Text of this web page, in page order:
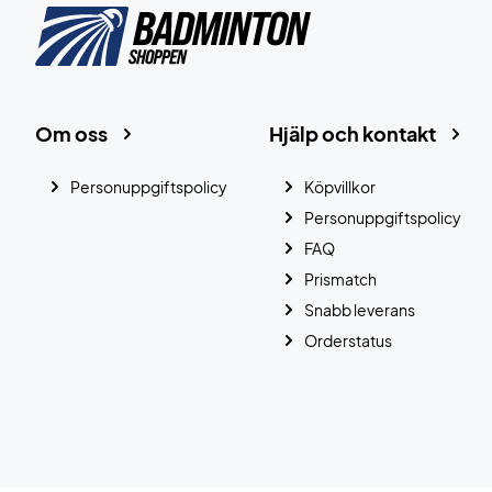
Hjälp och kontakt
Köpvillkor
Personuppgiftspolicy
FAQ
Prismatch
Snabb leverans
Orderstatus
Om oss
Personuppgiftspolicy